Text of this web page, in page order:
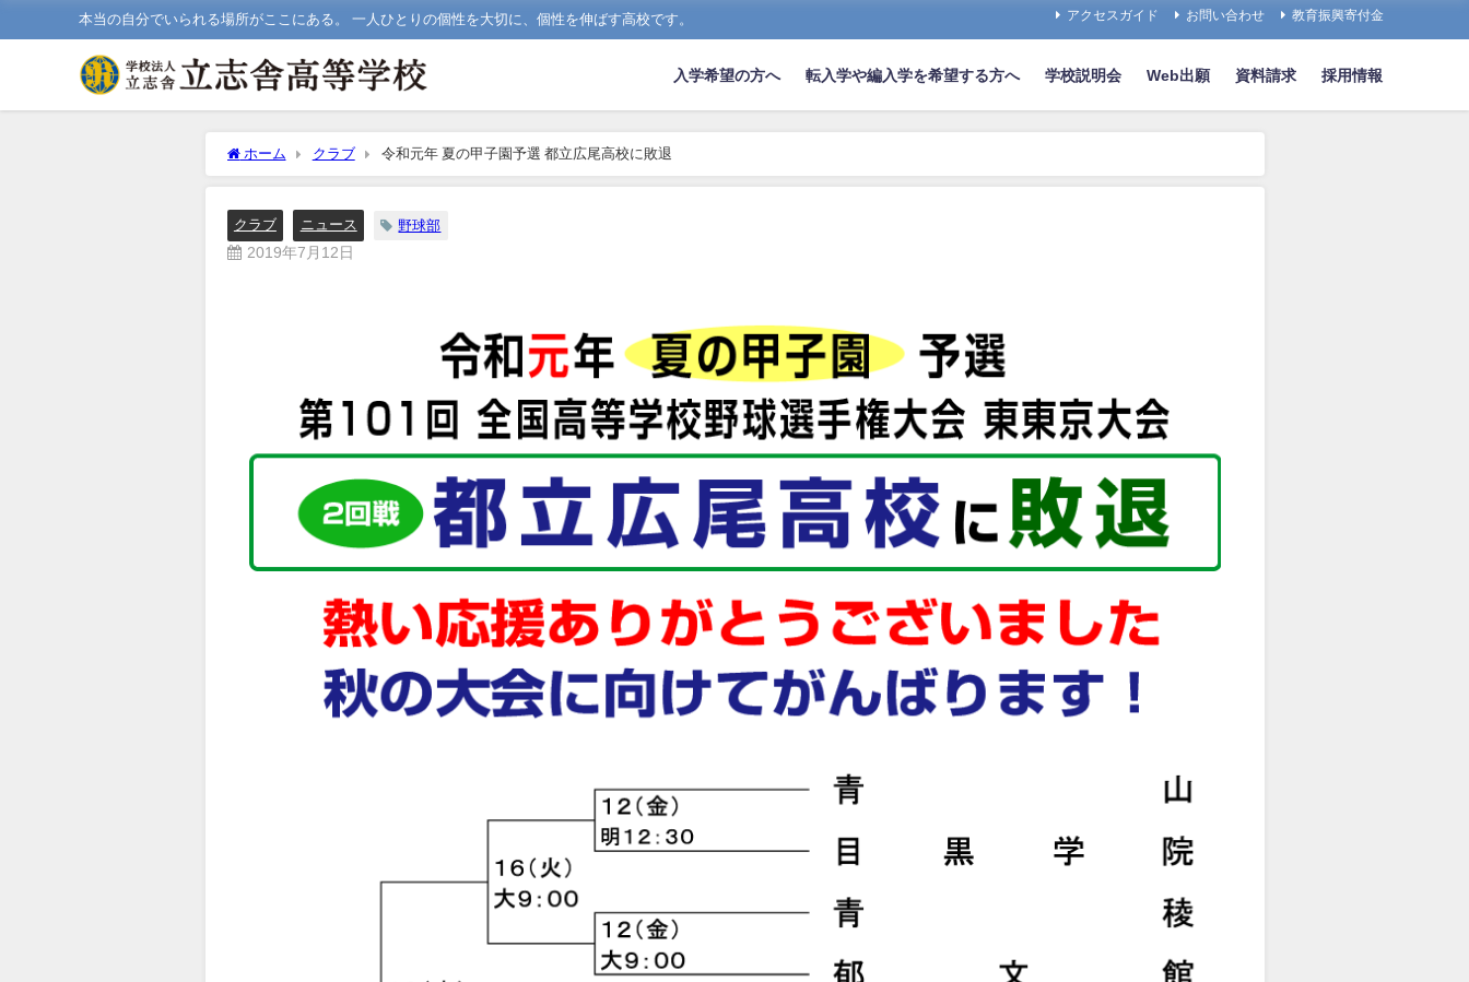
本当の自分でいられる場所がここにある。 一人ひとりの個性を大切に、個性を伸ばす高校です。 アクセスガイド お問い合わせ 教育振興寄付金
入学希望の方へ 転入学や編入学を希望する方へ 学校説明会 Web出願 資料請求 採用情報
ホーム クラブ 令和元年 夏の甲子園予選 都立広尾高校に敗退
クラブ ニュース 野球部
2019年7月12日